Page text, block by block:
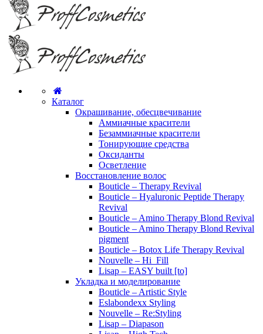
Каталог
Окрашивание, обесцвечивание
Аммиачные красители
Безаммиачные красители
Тонирующие средства
Оксиданты
Осветление
Восстановление волос
Bouticle – Therapy Revival
Bouticle – Hyaluronic Peptide Therapy
Revival
Bouticle – Amino Therapy Blond Revival
Bouticle – Amino Therapy Blond Revival
pigment
Bouticle – Botox Life Therapy Revival
Nouvelle – Hi_Fill
Lisap – EASY built [to]
Укладка и моделирование
Bouticle – Artistic Style
Eslabondexx Styling
Nouvelle – Re:Styling
Lisap – Diapason